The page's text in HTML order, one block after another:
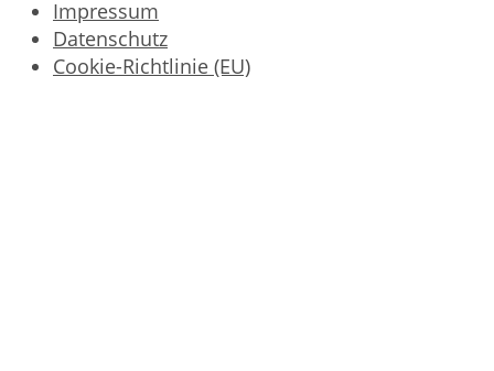
Impressum
Datenschutz
Cookie-Richtlinie (EU)